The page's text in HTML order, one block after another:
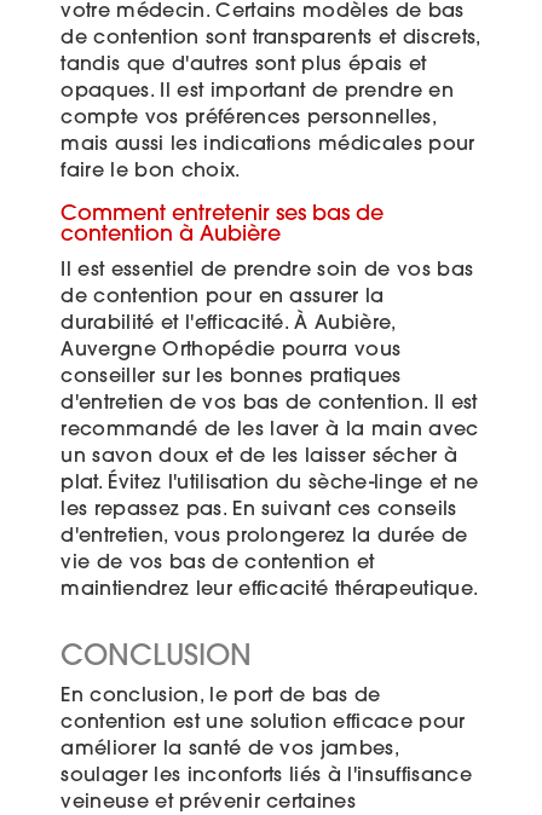
votre médecin. Certains modèles de bas
de contention sont transparents et discrets,
tandis que d'autres sont plus épais et
opaques. Il est important de prendre en
compte vos préférences personnelles,
mais aussi les indications médicales pour
faire le bon choix.
Comment entretenir ses bas de
contention à Aubière
Il est essentiel de prendre soin de vos bas
de contention pour en assurer la
durabilité et l'efficacité. À Aubière,
Auvergne Orthopédie pourra vous
conseiller sur les bonnes pratiques
d'entretien de vos bas de contention. Il est
recommandé de les laver à la main avec
un savon doux et de les laisser sécher à
plat. Évitez l'utilisation du sèche-linge et ne
les repassez pas. En suivant ces conseils
d'entretien, vous prolongerez la durée de
vie de vos bas de contention et
maintiendrez leur efficacité thérapeutique.
CONCLUSION
En conclusion, le port de bas de
contention est une solution efficace pour
améliorer la santé de vos jambes,
soulager les inconforts liés à l'insuffisance
veineuse et prévenir certaines